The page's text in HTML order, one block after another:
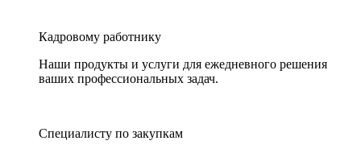
Кадровому работнику
Наши продукты и услуги для ежедневного решения
ваших профессиональных задач.
Специалисту по закупкам